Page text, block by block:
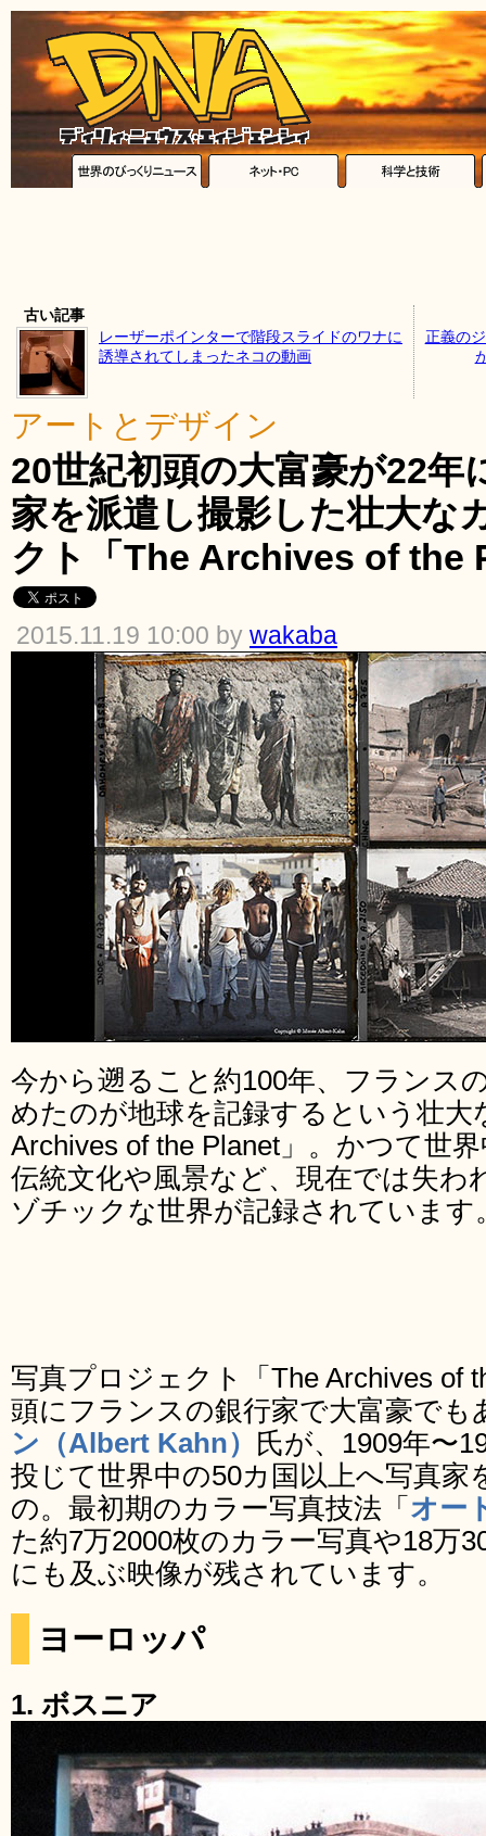
古い記事
レーザーポインターで階段スライドのワナに
誘導されてしまったネコの動画
正義の
アートとデザイン
20世紀初頭の大富豪が22年
家を派遣し撮影した壮大な
クト「The Archives of the
2015.11.19 10:00 by wakaba
今から遡ること約100年、フランス
めたのが地球を記録するという壮大
Archives of the Planet」。かつて世
伝統文化や風景など、現在では失わ
ゾチックな世界が記録されています
写真プロジェクト「The Archives of
頭にフランスの銀行家で大富豪でも
ン（Albert Kahn）
氏が、1909年〜
投じて世界中の50カ国以上へ写真家
の。最初期のカラー写真技法「 オー
た約7万2000枚のカラー写真や18万
にも及ぶ映像が残されています。
ヨーロッパ
1. ボスニア